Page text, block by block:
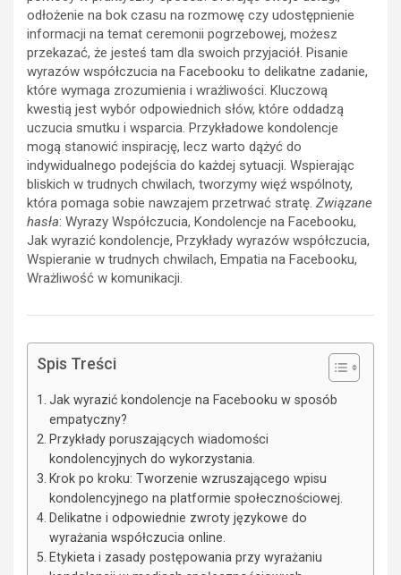
odłożenie na bok czasu na rozmowę czy udostępnienie
informacji na temat ceremonii pogrzebowej, możesz
przekazać, że jesteś tam dla swoich przyjaciół. Pisanie
wyrazów współczucia na Facebooku to delikatne zadanie,
które wymaga zrozumienia i wrażliwości. Kluczową
kwestią jest wybór odpowiednich słów, które oddadzą
uczucia smutku i wsparcia. Przykładowe kondolencje
mogą stanowić inspirację, lecz warto dążyć do
indywidualnego podejścia do każdej sytuacji. Wspierając
bliskich w trudnych chwilach, tworzymy więź wspólnoty,
która pomaga sobie nawzajem przetrwać stratę. Związane
hasła: Wyrazy Współczucia, Kondolencje na Facebooku,
Jak wyrazić kondolencje, Przykłady wyrazów współczucia,
Wspieranie w trudnych chwilach, Empatia na Facebooku,
Wrażliwość w komunikacji.
Spis Treści
Jak wyrazić kondolencje na Facebooku w sposób
empatyczny?
Przykłady poruszających wiadomości
kondolencyjnych do wykorzystania.
Krok po kroku: Tworzenie wzruszającego wpisu
kondolencyjnego na platformie społecznościowej.
Delikatne i odpowiednie zwroty językowe do
wyrażania współczucia online.
Etykieta i zasady postępowania przy wyrażaniu